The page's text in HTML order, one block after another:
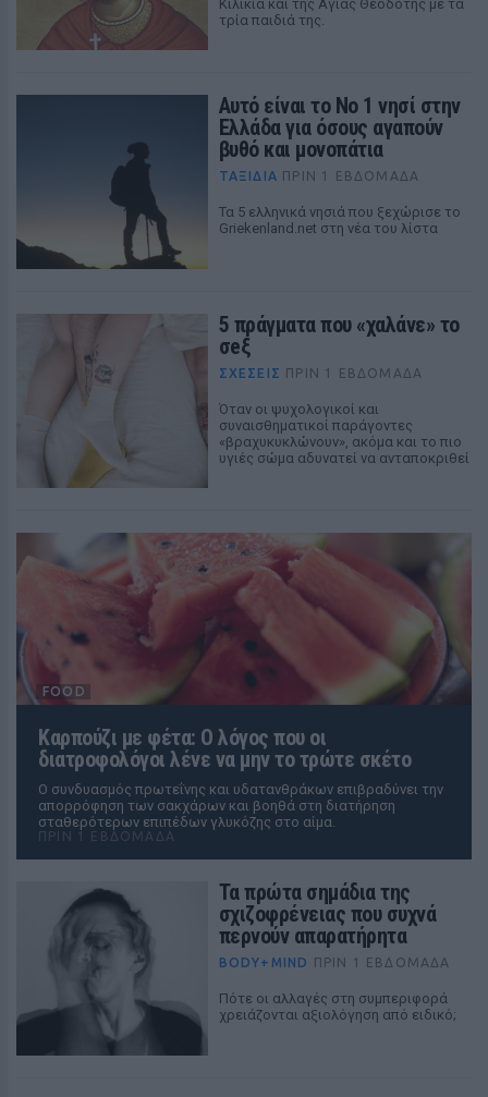
Κιλικία και της Αγίας Θεοδότης με τα
τρία παιδιά της.
Αυτό είναι το Νο 1 νησί στην
Ελλάδα για όσους αγαπούν
βυθό και μονοπάτια
ΤΑΞΙΔΙΑ ΠΡΙΝ 1 ΕΒΔΟΜΆΔΑ
Τα 5 ελληνικά νησιά που ξεχώρισε το
Griekenland.net στη νέα του λίστα
5 πράγματα που «χαλάνε» το
σeξ
ΣΧΕΣΕΙΣ ΠΡΙΝ 1 ΕΒΔΟΜΆΔΑ
Όταν οι ψυχολογικοί και
συναισθηματικοί παράγοντες
«βραχυκυκλώνουν», ακόμα και το πιο
υγιές σώμα αδυνατεί να ανταποκριθεί
FOOD
Καρπούζι με φέτα: Ο λόγος που οι
διατροφολόγοι λένε να μην το τρώτε σκέτο
Ο συνδυασμός πρωτεΐνης και υδατανθράκων επιβραδύνει την
απορρόφηση των σακχάρων και βοηθά στη διατήρηση
σταθερότερων επιπέδων γλυκόζης στο αίμα.
ΠΡΙΝ 1 ΕΒΔΟΜΆΔΑ
Τα πρώτα σημάδια της
σχιζοφρένειας που συχνά
περνούν απαρατήρητα
BODY+MIND ΠΡΙΝ 1 ΕΒΔΟΜΆΔΑ
Πότε οι αλλαγές στη συμπεριφορά
χρειάζονται αξιολόγηση από ειδικό;